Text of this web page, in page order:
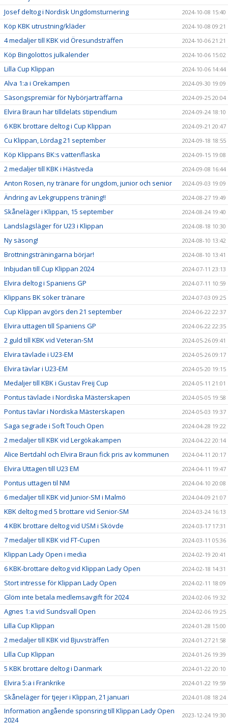
Josef deltog i Nordisk Ungdomsturnering 2024-10-08 15:40
Köp KBK utrustning/kläder 2024-10-08 09:21
4 medaljer till KBK vid Öresundsträffen 2024-10-06 21:21
Köp Bingolottos julkalender 2024-10-06 15:02
Lilla Cup Klippan 2024-10-06 14:44
Alva 1:a i Orekampen 2024-09-30 19:09
Säsongspremiär för Nybörjarträffarna 2024-09-25 20:04
Elvira Braun har tilldelats stipendium 2024-09-24 18:10
6 KBK brottare deltog i Cup Klippan 2024-09-21 20:47
Cu Klippan, Lördag 21 september 2024-09-18 18:55
Köp Klippans BK:s vattenflaska 2024-09-15 19:08
2 medaljer till KBK i Hästveda 2024-09-08 16:44
Anton Rosen, ny tränare för ungdom, junior och senior 2024-09-03 19:09
Ändring av Lekgruppens träning!! 2024-08-27 19:49
Skåneläger i Klippan, 15 september 2024-08-24 19:40
Landslagsläger för U23 i Klippan 2024-08-18 10:30
Ny säsong! 2024-08-10 13:42
Brottningsträningarna börjar! 2024-08-10 13:41
Inbjudan till Cup Klippan 2024 2024-07-11 23:13
Elvira deltog i Spaniens GP 2024-07-11 10:59
Klippans BK söker tränare 2024-07-03 09:25
Cup Klippan avgörs den 21 september 2024-06-22 22:37
Elvira uttagen till Spaniens GP 2024-06-22 22:35
2 guld till KBK vid Veteran-SM 2024-05-26 09:41
Elvira tävlade i U23-EM 2024-05-26 09:17
Elvira tävlar i U23-EM 2024-05-20 19:15
Medaljer till KBK i Gustav Freij Cup 2024-05-11 21:01
Pontus tävlade i Nordiska Mästerskapen 2024-05-05 19:58
Pontus tävlar i Nordiska Mästerskapen 2024-05-03 19:37
Saga segrade i Soft Touch Open 2024-04-28 19:22
2 medaljer till KBK vid Lergökakampen 2024-04-22 20:14
Alice Bertdahl och Elvira Braun fick pris av kommunen 2024-04-11 20:17
Elvira Uttagen till U23 EM 2024-04-11 19:47
Pontus uttagen til NM 2024-04-10 20:08
6 medaljer till KBK vid Junior-SM i Malmö 2024-04-09 21:07
KBK deltog med 5 brottare vid Senior-SM 2024-03-24 16:13
4 KBK brottare deltog vid USM i Skövde 2024-03-17 17:31
7 medaljer till KBK vid FT-Cupen 2024-03-11 05:36
Klippan Lady Open i media 2024-02-19 20:41
6 KBK-brottare deltog vid Klippan Lady Open 2024-02-18 14:31
Stort intresse för Klippan Lady Open 2024-02-11 18:09
Glöm inte betala medlemsavgift för 2024 2024-02-06 19:32
Agnes 1:a vid Sundsvall Open 2024-02-06 19:25
Lilla Cup Klippan 2024-01-28 15:00
2 medaljer till KBK vid Bjuvsträffen 2024-01-27 21:58
Lilla Cup Klippan 2024-01-26 19:39
5 KBK brottare deltog i Danmark 2024-01-22 20:10
Elvira 5:a i Frankrike 2024-01-22 19:59
Skåneläger för tjejer i Klippan, 21 januari 2024-01-08 18:24
Information angående sponsring till Klippan Lady Open
2024
2023-12-24 19:30